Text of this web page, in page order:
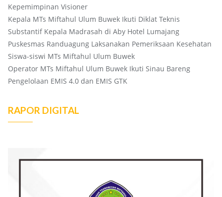
Kepemimpinan Visioner
Kepala MTs Miftahul Ulum Buwek Ikuti Diklat Teknis
Substantif Kepala Madrasah di Aby Hotel Lumajang
Puskesmas Randuagung Laksanakan Pemeriksaan Kesehatan
Siswa-siswi MTs Miftahul Ulum Buwek
Operator MTs Miftahul Ulum Buwek Ikuti Sinau Bareng
Pengelolaan EMIS 4.0 dan EMIS GTK
RAPOR DIGITAL